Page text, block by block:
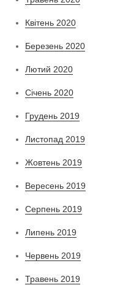
Квітень 2020
Березень 2020
Лютий 2020
Січень 2020
Грудень 2019
Листопад 2019
Жовтень 2019
Вересень 2019
Серпень 2019
Липень 2019
Червень 2019
Травень 2019